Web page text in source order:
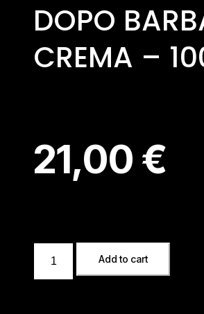
DOPO
CREMA –
21,00 €
Add to cart